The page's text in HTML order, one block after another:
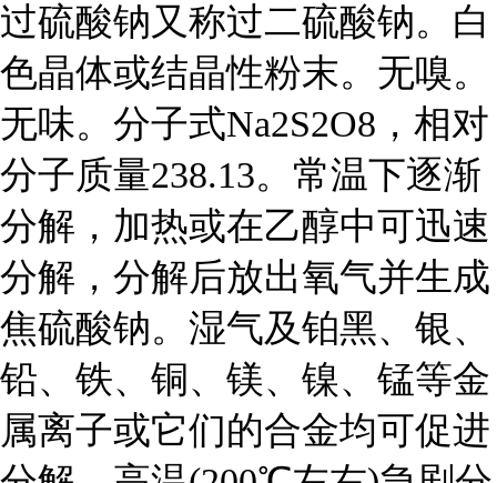
过硫酸钠又称过二硫酸钠。白
色晶体或结晶性粉末。无嗅。
无味。分子式Na2S2O8，相对
分子质量238.13。常温下逐渐
分解，加热或在乙醇中可迅速
分解，分解后放出氧气并生成
焦硫酸钠。湿气及铂黑、银、
铅、铁、铜、镁、镍、锰等金
属离子或它们的合金均可促进